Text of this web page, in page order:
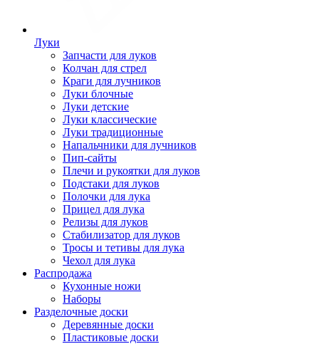
Луки
Запчасти для луков
Колчан для стрел
Краги для лучников
Луки блочные
Луки детские
Луки классические
Луки традиционные
Напальчники для лучников
Пип-сайты
Плечи и рукоятки для луков
Подстаки для луков
Полочки для лука
Прицел для лука
Релизы для луков
Стабилизатор для луков
Тросы и тетивы для лука
Чехол для лука
Распродажа
Кухонные ножи
Наборы
Разделочные доски
Деревянные доски
Пластиковые доски